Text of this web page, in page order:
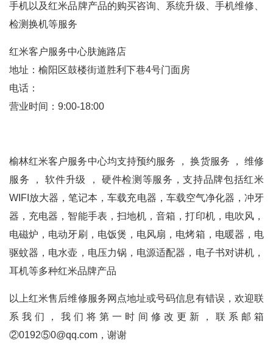
手机以及红米品牌产品的购买咨询、系统升级、手机维修、
检测换机等服务
红米客户服务中心肤施路店
地址：榆阳区鼓楼街道胜利下巷4号门面房
电话：
营业时间：9:00-18:00
榆林红米客户服务中心均支持预约服务 ， 换货服务 ， 维修
服务 ， 软件升级 ， 硬件检测等服务，支持品牌包括红米
WIFI放大器，笔记本，车载充电器，车载空气净化器，冲牙
器，充电器，智能手表，扫地机，音箱，打印机，电吹风，
电磁炉，电动牙刷，电饭煲，电风扇，电烤箱，电暖器，电
驱蚊器，电水壶，电压力锅，电源适配器，电子书对讲机，
耳机等多种红米品牌产品
以上红米售后维修服务网点地址或号码信息有错误，欢迎联
系我们，我们将第一时间修改更新，联系邮箱
②0192⑤0@qq.com，谢谢